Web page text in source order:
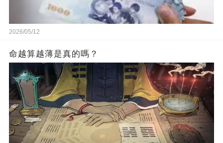
2026/05/12
命越算越薄是真的嗎？